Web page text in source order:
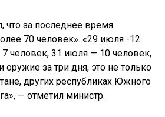
что за последнее время
70 человек». «29 июля -12
человек, 31 июля — 10 человек,
за три дня, это не только
других республиках Южного
— отметил министр.